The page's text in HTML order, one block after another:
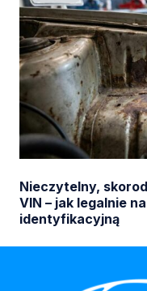
Nieczytelny,
VIN – jak legalnie
identyfikacyjną